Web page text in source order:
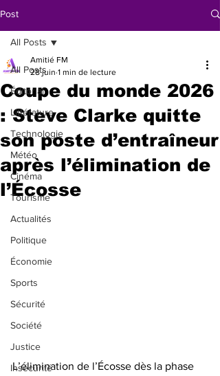
Post
All Posts
Éditorial
Littérature
Technologie
Météo
Cinéma
Tourisme
Actualités
Politique
Économie
Sports
Sécurité
Société
Justice
Insécurité
All Posts
Coupe du monde 2026
: Steve Clarke quitte
son poste d’entraîneur
après l’élimination de
l’Écosse
Amitié FM
28 juin 1 min de lecture
L’élimination de l’Écosse dès la phase